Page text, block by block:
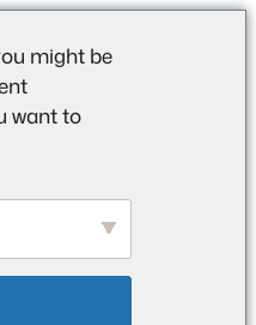
might be
want to